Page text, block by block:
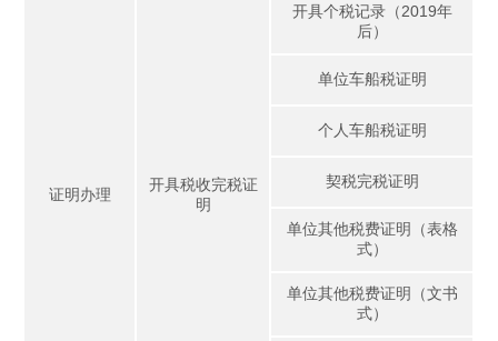
证明办理
开具税收完税证
明
开具个税记录（2019年
后）
单位车船税证明
个人车船税证明
契税完税证明
单位其他税费证明（表格
式）
单位其他税费证明（文书
式）